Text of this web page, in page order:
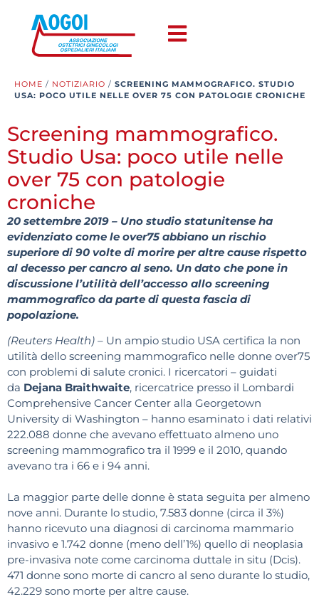
HOME / NOTIZIARIO / SCREENING MAMMOGRAFICO. STUDIO
USA: POCO UTILE NELLE OVER 75 CON PATOLOGIE CRONICHE
Screening mammografico.
Studio Usa: poco utile nelle
over 75 con patologie
croniche
20 settembre 2019 – Uno studio statunitense ha
evidenziato come le over75 abbiano un rischio
superiore di 90 volte di morire per altre cause rispetto
al decesso per cancro al seno. Un dato che pone in
discussione l’utilità dell’accesso allo screening
mammografico da parte di questa fascia di
popolazione.
(Reuters Health) – Un ampio studio USA certifica la non
utilità dello screening mammografico nelle donne over75
con problemi di salute cronici. I ricercatori – guidati
da Dejana Braithwaite, ricercatrice presso il Lombardi
Comprehensive Cancer Center alla Georgetown
University di Washington – hanno esaminato i dati relativi
222.088 donne che avevano effettuato almeno uno
screening mammografico tra il 1999 e il 2010, quando
avevano tra i 66 e i 94 anni.
La maggior parte delle donne è stata seguita per almeno
nove anni. Durante lo studio, 7.583 donne (circa il 3%)
hanno ricevuto una diagnosi di carcinoma mammario
invasivo e 1.742 donne (meno dell’1%) quello di neoplasia
pre-invasiva note come carcinoma duttale in situ (Dcis).
471 donne sono morte di cancro al seno durante lo studio,
42.229 sono morte per altre cause.